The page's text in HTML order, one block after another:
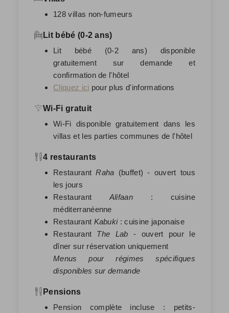
128 villas non-fumeurs
Lit bébé (0-2 ans)
Lit bébé (0-2 ans) disponible
gratuitement sur demande et
confirmation de l'hôtel
Cliquez ici pour plus d'informations
Wi-Fi gratuit
Wi-Fi disponible gratuitement dans les
villas et les parties communes de l'hôtel
4 restaurants
RestaurantRaha (buffet) - ouvert tous
les jours
Restaurant Alifaan : cuisine
méditerranéenne
Restaurant Kabuki: cuisine japonaise
Restaurant The Lab - ouvert pour le
dîner sur réservation uniquement
Menus pour régimes spécifiques
disponibles sur demande
Pensions
Pension complète incluse : petits-